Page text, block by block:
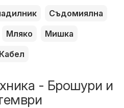
Съдомиялна
Мляко
Мишка
Кабел
- Брошури и